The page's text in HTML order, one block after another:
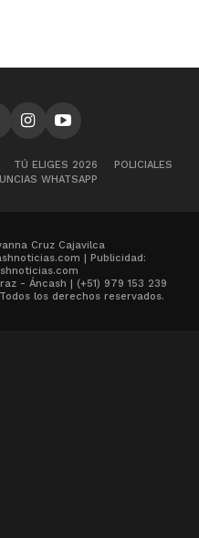
TÚ ELIGES 2026
POLICIALES
WHATSAPP
Cruz Cajavilca
| Publicidad:
- Áncash | (+51) 979 153 239
los derechos reservados.